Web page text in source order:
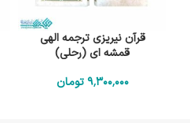
قرآن نیریزی ترجمه الهی
قمشه ای (رحلی)
9٬300٬000 تومان